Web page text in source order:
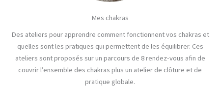
Mes chakras
Des ateliers pour apprendre comment fonctionnent vos chakras et
quelles sont les pratiques qui permettent de les équilibrer. Ces
ateliers sont proposés sur un parcours de 8 rendez-vous afin de
couvrir l’ensemble des chakras plus un atelier de clôture et de
pratique globale.